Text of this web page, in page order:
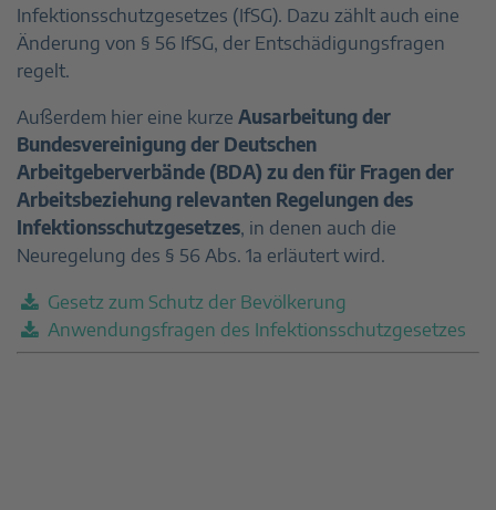
Infektionsschutzgesetzes (IfSG). Dazu zählt auch eine
Änderung von § 56 IfSG, der Entschädigungsfragen
regelt.
Außerdem hier eine kurze Ausarbeitung der
Bundesvereinigung der Deutschen
Arbeitgeberverbände (BDA) zu den für Fragen der
Arbeitsbeziehung relevanten Regelungen des
Infektionsschutzgesetzes, in denen auch die
Neuregelung des § 56 Abs. 1a erläutert wird.
Gesetz zum Schutz der Bevölkerung
Anwendungsfragen des Infektionsschutzgesetzes